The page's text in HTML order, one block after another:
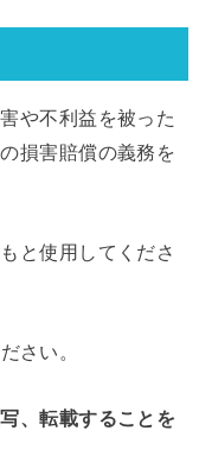
や不利益を被った
損害賠償の義務を
と使用してくださ
さい。
、転載することを